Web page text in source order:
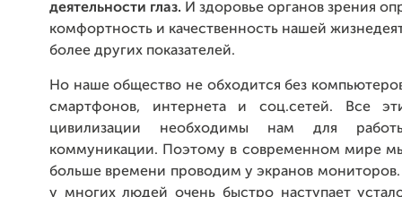
деятельности глаз. И здоровье органов зрения
комфортность и качественность нашей
более других показателей.
Но наше общество не обходится без
смартфонов, интернета и соц.сетей. Все
цивилизации необходимы нам для
коммуникации. Поэтому в современном мире
больше времени проводим у экранов мониторов.
у многих людей очень быстро наступает